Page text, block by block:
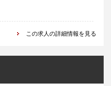
この求人の詳細情報を見る